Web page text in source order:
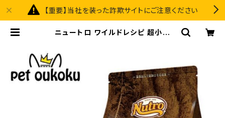
【重要】当社を装った詐欺サイトにご注意ください
ニュートロ ワイルドレシピ 超小型